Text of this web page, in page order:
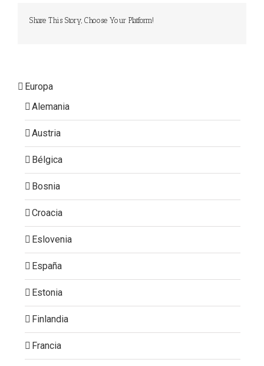
Share This Story, Choose Your Platform!
Europa
Alemania
Austria
Bélgica
Bosnia
Croacia
Eslovenia
España
Estonia
Finlandia
Francia